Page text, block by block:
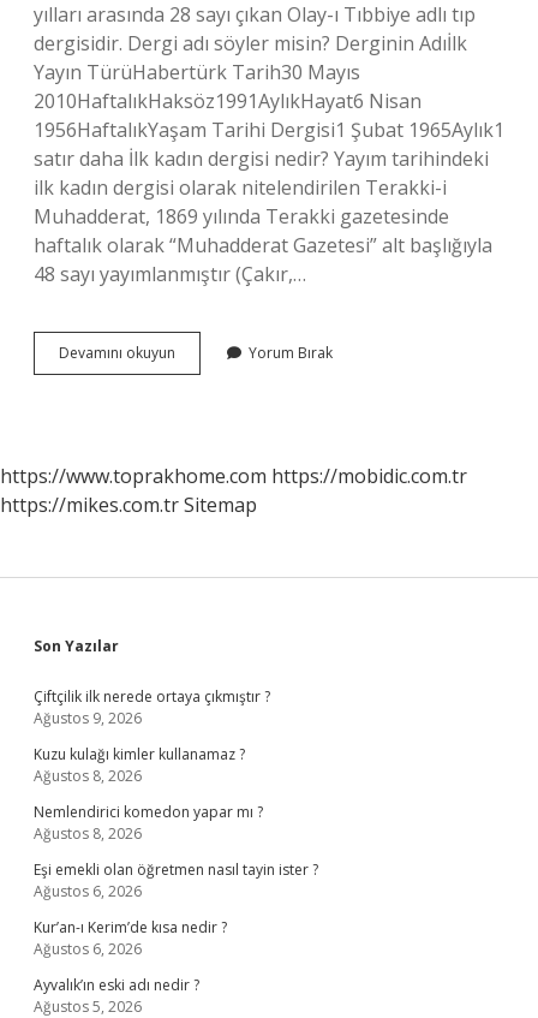
yılları arasında 28 sayı çıkan Olay-ı Tıbbiye adlı tıp
dergisidir. Dergi adı söyler misin? Derginin Adıİlk
Yayın TürüHabertürk Tarih30 Mayıs
2010HaftalıkHaksöz1991AylıkHayat6 Nisan
1956HaftalıkYaşam Tarihi Dergisi1 Şubat 1965Aylık1
satır daha İlk kadın dergisi nedir? Yayım tarihindeki
ilk kadın dergisi olarak nitelendirilen Terakki-i
Muhadderat, 1869 yılında Terakki gazetesinde
haftalık olarak “Muhadderat Gazetesi” alt başlığıyla
48 sayı yayımlanmıştır (Çakır,…
Devamını okuyun
Dergi
Yorum Bırak
https://www.toprakhome.com https://mobidic.com.tr
https://mikes.com.trSitemap
Sidebar
Son Yazılar
Çiftçilik ilk nerede ortaya çıkmıştır ?
Ağustos 9, 2026
Kuzu kulağı kimler kullanamaz ?
Ağustos 8, 2026
Nemlendirici komedon yapar mı ?
Ağustos 8, 2026
Eşi emekli olan öğretmen nasıl tayin ister ?
Ağustos 6, 2026
Kur’an-ı Kerim’de kısa nedir ?
Ağustos 6, 2026
Ayvalık’ın eski adı nedir ?
Ağustos 5, 2026